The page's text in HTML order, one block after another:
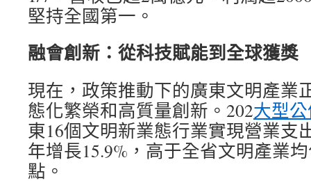
堅持全國第一。
融會創新：從科技賦能到全球獲獎
現在，政策推動下的廣東文明產業
態化繁榮和高質量創新。202大型
東16個文明新業態行業實現營業支
年增長15.9%，高于全省文明產業
點。